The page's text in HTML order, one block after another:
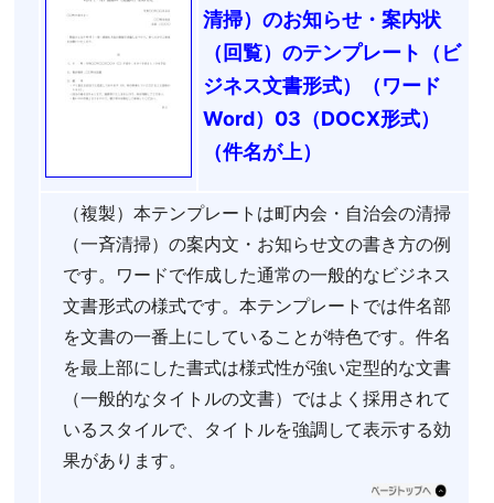
清掃）のお知らせ・案内状
（回覧）のテンプレート（ビ
ジネス文書形式）（ワード
Word）03（DOCX形式）
（件名が上）
（複製）本テンプレートは町内会・自治会の清掃
（一斉清掃）の案内文・お知らせ文の書き方の例
です。ワードで作成した通常の一般的なビジネス
文書形式の様式です。本テンプレートでは件名部
を文書の一番上にしていることが特色です。件名
を最上部にした書式は様式性が強い定型的な文書
（一般的なタイトルの文書）ではよく採用されて
いるスタイルで、タイトルを強調して表示する効
果があります。